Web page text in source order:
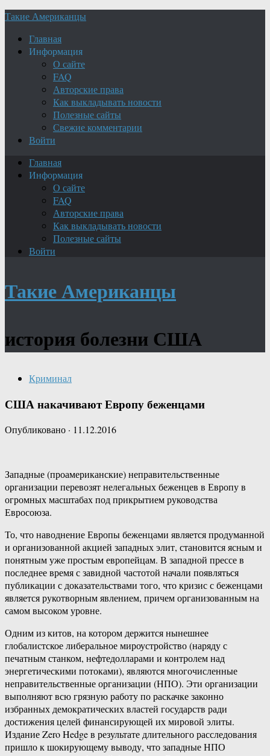
Такие Американцы
Главная
Информация
О сайте
FAQ
Авторские права
Как выкладывать новости
Полезные сайты
Свежие комментарии
Войти
Главная
Информация
О сайте
FAQ
Авторские права
Как выкладывать новости
Полезные сайты
Войти
Такие Американцы
история болезни США
Криминал
США накачивают Европу беженцами
Опубликовано · 11.12.2016
Западные (проамериканские) неправительственные
организации перевозят нелегальных беженцев в Европу в
огромных масштабах под прикрытием руководства
Евросоюза.
То, что наводнение Европы беженцами является продуманной
и организованной акцией западных элит, становится ясным и
понятным уже простым европейцам. В западной прессе в
последнее время с завидной частотой начали появляться
публикации с доказательствами того, что кризис с беженцами
является рукотворным явлением, причем организованным на
самом высоком уровне.
Одним из китов, на котором держится нынешнее
глобалистское либеральное мироустройство (наряду с
печатным станком, нефтедолларами и контролем над
энергетическими потоками), являются многочисленные
неправительственные организации (НПО). Эти организации
выполняют всю грязную работу по раскачке законно
избранных демократических властей государств ради
достижения целей финансирующей их мировой элиты.
Издание Zero Hedge в результате длительного расследования
пришло к шокирующему выводу, что западные НПО